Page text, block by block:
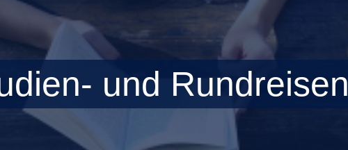
und Rundreisen